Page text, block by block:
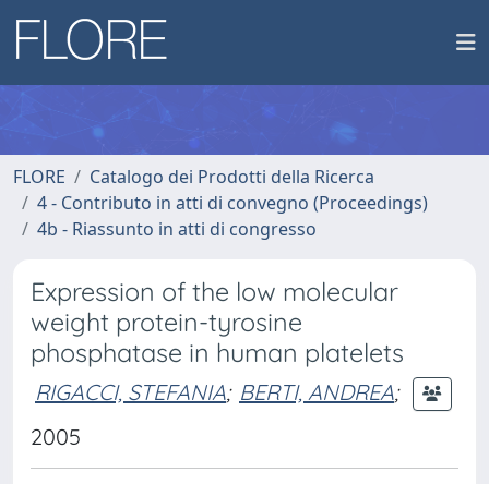
FLORE
Catalogo dei Prodotti della Ricerca
4 - Contributo in atti di convegno (Proceedings)
4b - Riassunto in atti di congresso
Expression of the low molecular
weight protein-tyrosine
phosphatase in human platelets
RIGACCI, STEFANIA; BERTI, ANDREA;
2005